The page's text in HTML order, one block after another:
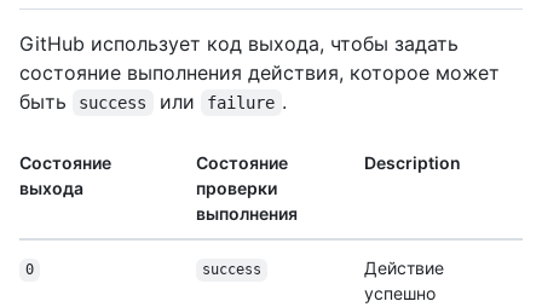
GitHub использует код выхода, чтобы задать
состояние выполнения действия, которое может
быть
success или failure .
Состояние
выхода
Состояние
проверки
выполнения
Description
0 success
Действие
успешно